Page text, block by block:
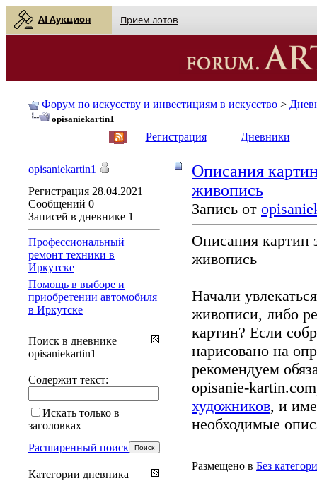
AI Аукцион Прием лотов
Форум по искусству и инвестициям в искусство >
opisaniekartin1
Регистрация Дневники
Описания
живопись
Запись от
Описания картин
живопись
Начали
живописи, либо
картин? Если
нарисовано на
рекомендуем
opisanie-
художников, и
необходимые
Размещено в Без
opisaniekartin1
Регистрация 28.04.2021
Сообщений 0
Записей в дневнике 1
Профессиональный
ремонт техники в
Иркутске
Помощь в выборе и
приобретении автомобиля
в Иркутске
Поиск в дневнике
opisaniekartin1
Содержит текст:
Искать только в
заголовках
Расширенный поиск
Категории дневника